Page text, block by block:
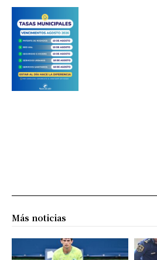
Más noticias